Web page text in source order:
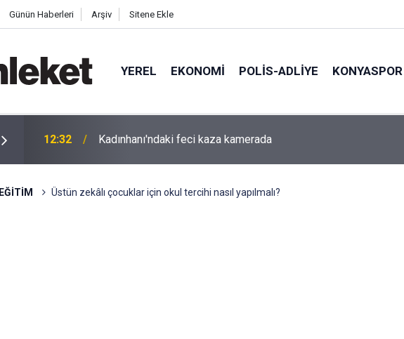
Günün Haberleri Arşiv Sitene Ekle
YEREL EKONOMI POLİS-ADLİYE KONYASPOR
12:26 Asker Eğlencesi Kanlı Bitti: Hastaneden Acı Haber Geldi
EĞİTİM Üstün zekâlı çocuklar için okul tercihi nasıl yapılmalı?